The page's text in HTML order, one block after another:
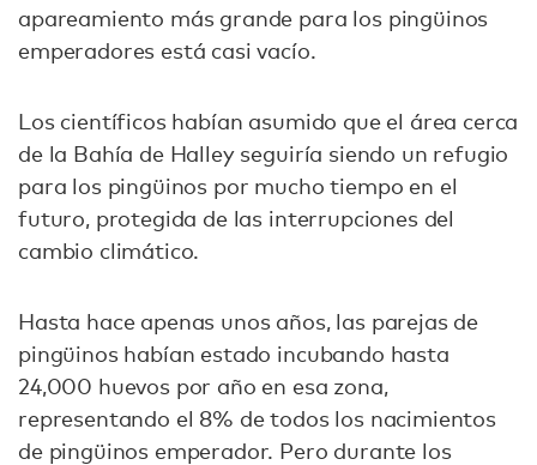
apareamiento más grande para los pingüinos
emperadores está casi vacío.
Los científicos habían asumido que el área cerca
de la Bahía de Halley seguiría siendo un refugio
para los pingüinos por mucho tiempo en el
futuro, protegida de las interrupciones del
cambio climático.
Hasta hace apenas unos años, las parejas de
pingüinos habían estado incubando hasta
24,000 huevos por año en esa zona,
representando el 8% de todos los nacimientos
de pingüinos emperador. Pero durante los